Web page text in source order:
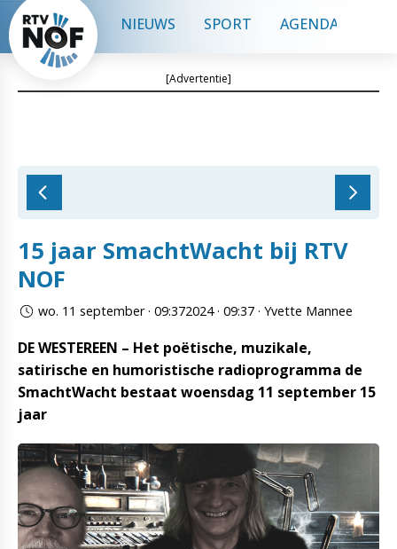
NIEUWS SPORT AGENDA
[Advertentie]
15 jaar SmachtWacht bij RTV
NOF
wo. 11 september · 09:372024 · 09:37 · Yvette Mannee
DE WESTEREEN – Het poëtische, muzikale,
satirische en humoristische radioprogramma de
SmachtWacht bestaat woensdag 11 september 15
jaar